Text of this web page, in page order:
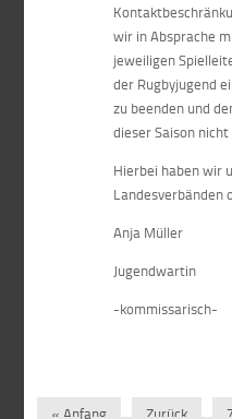
wir in Absprache
jeweiligen
der Rugbyjugend
zu beenden und
dieser Saison
Hierbei haben wir
Landesverbänden
Anja Müller
Jugendwartin
-kommissarisch-
« Anfang Zurück 7